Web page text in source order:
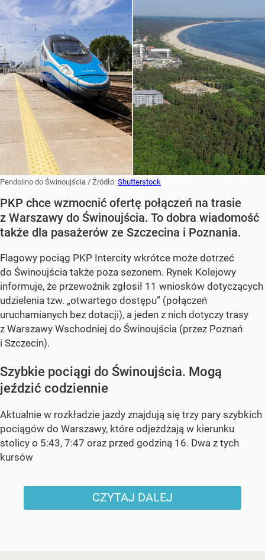
Pendolino do Świnoujścia / Źródło: Shutterstock
PKP chce wzmocnić ofertę połączeń na trasie
z Warszawy do Świnoujścia. To dobra wiadomość
także dla pasażerów ze Szczecina i Poznania.
Flagowy pociąg PKP Intercity wkrótce może dotrzeć
do Świnoujścia także poza sezonem. Rynek Kolejowy
informuje, że przewoźnik zgłosił 11 wniosków dotyczących
udzielenia tzw. „otwartego dostępu” (połączeń
uruchamianych bez dotacji), a jeden z nich dotyczy trasy
z Warszawy Wschodniej do Świnoujścia (przez Poznań
i Szczecin).
Szybkie pociągi do Świnoujścia. Mogą
jeździć codziennie
Aktualnie w rozkładzie jazdy znajdują się trzy pary szybkich
pociągów do Warszawy, które odjeżdżają w kierunku
stolicy o 5:43, 7:47 oraz przed godziną 16. Dwa z tych
kursów
CZYTAJ DALEJ